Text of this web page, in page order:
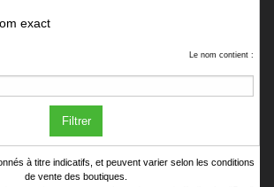
exact
Le nom contient :
Filtrer
à titre indicatifs, et peuvent varier selon les conditions
de vente des boutiques.